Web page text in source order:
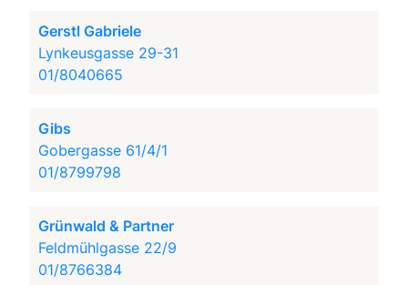
Gerstl Gabriele
Lynkeusgasse 29-31
01/8040665
Gibs
Gobergasse 61/4/1
01/8799798
Grünwald & Partner
Feldmühlgasse 22/9
01/8766384